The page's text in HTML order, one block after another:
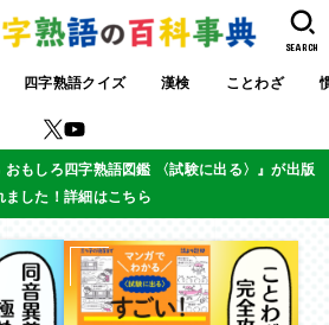
四字熟語クイズ 漢検 ことわざ
SEARCH
もしろ四字熟語図鑑 〈試験に出る〉』が出版
ました！詳細はこちら